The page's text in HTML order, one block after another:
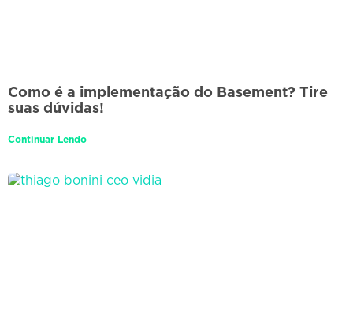
Como é a implementação do Basement? Tire
suas dúvidas!
Continuar Lendo